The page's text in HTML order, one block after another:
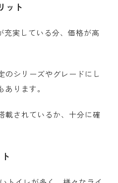
ット
実している分、価格が高
のシリーズやグレードにし
ります。
載されているか、十分に確